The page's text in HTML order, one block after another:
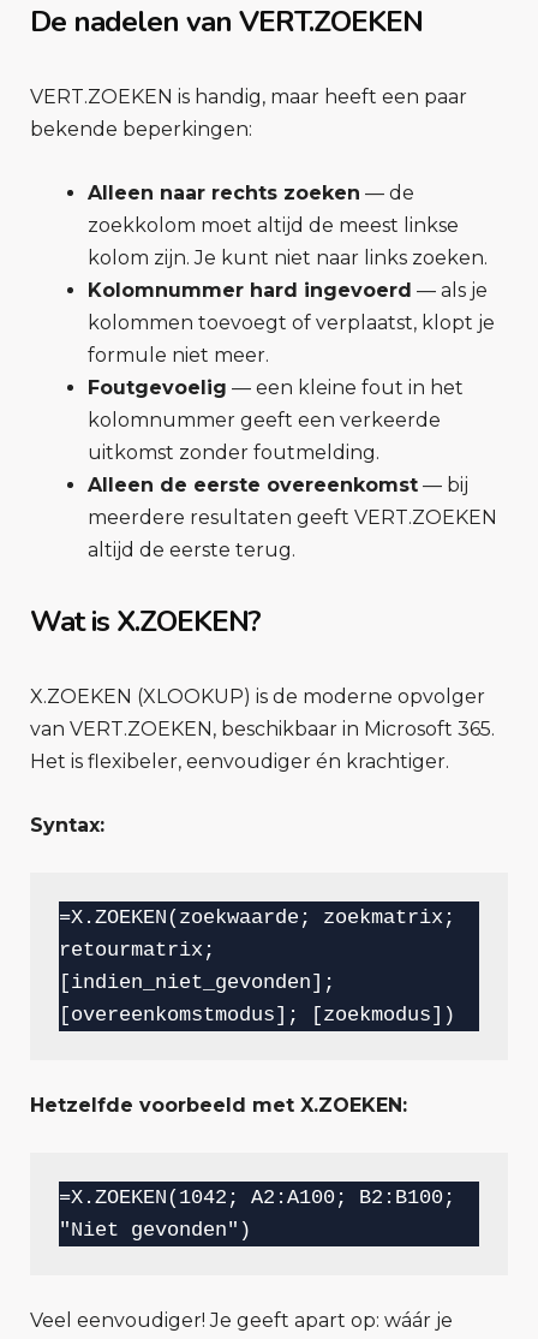
De nadelen van VERT.ZOEKEN
VERT.ZOEKEN is handig, maar heeft een paar
bekende beperkingen:
Alleen naar rechts zoeken — de
zoekkolom moet altijd de meest linkse
kolom zijn. Je kunt niet naar links zoeken.
Kolomnummer hard ingevoerd — als je
kolommen toevoegt of verplaatst, klopt je
formule niet meer.
Foutgevoelig — een kleine fout in het
kolomnummer geeft een verkeerde
uitkomst zonder foutmelding.
Alleen de eerste overeenkomst — bij
meerdere resultaten geeft VERT.ZOEKEN
altijd de eerste terug.
Wat is X.ZOEKEN?
X.ZOEKEN (XLOOKUP) is de moderne opvolger
van VERT.ZOEKEN, beschikbaar in Microsoft 365.
Het is flexibeler, eenvoudiger én krachtiger.
Syntax:
=X.ZOEKEN(zoekwaarde; zoekmatrix;
retourmatrix;
[indien_niet_gevonden];
[overeenkomstmodus]; [zoekmodus])
Hetzelfde voorbeeld met X.ZOEKEN:
=X.ZOEKEN(1042; A2:A100; B2:B100;
"Niet gevonden")
Veel eenvoudiger! Je geeft apart op: wáár je